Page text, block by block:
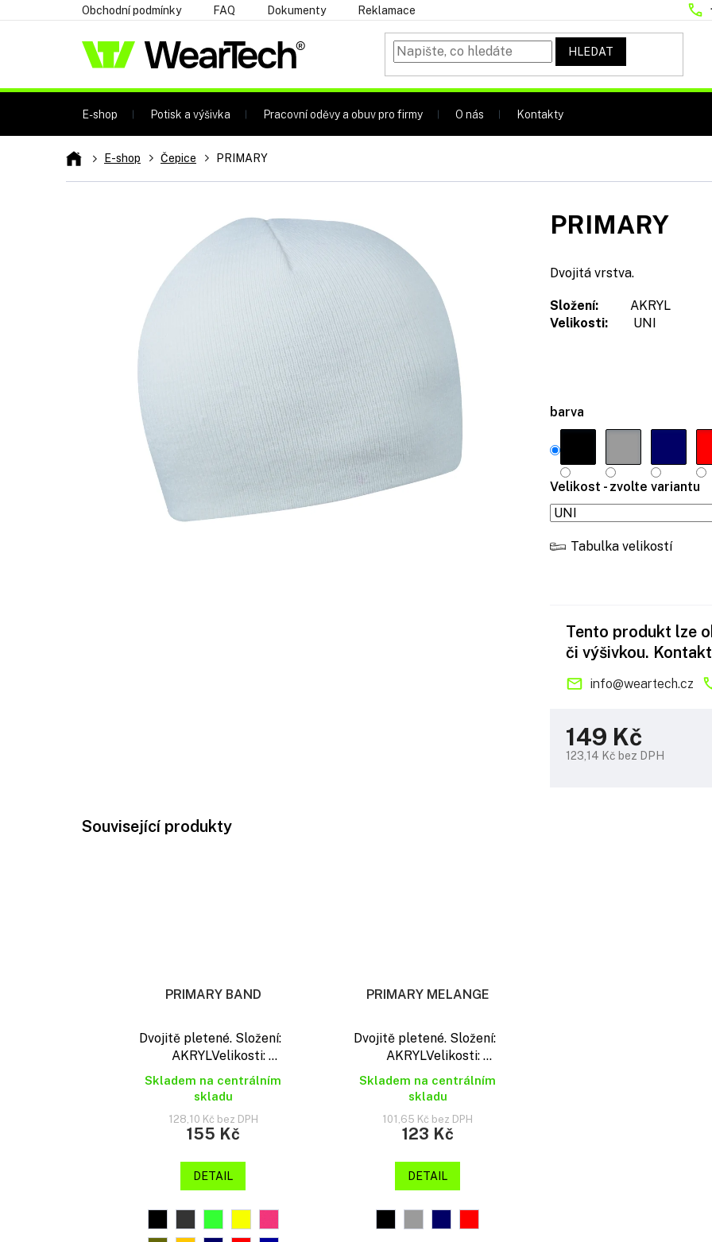
na
Obchodní podmínky FAQ Dokumenty Reklamace
HLEDAT
E-shop Potisk a výšivka Pracovní oděvy a obuv pro firmy O nás Kontakty
DomůE-shop Čepice PRIMARY
barva
Velikost - zvolte variantu
Tabulka velikostí
Dvojitá vrstva.
Složení:
AKRYL
Velikosti:
UNI
PRIMARY
149 Kč
123,14 Kč bez DPH
Tento produkt lze
či výšivkou.
info@weartech.cz
Související produkty
PRIMARY BAND
Dvojitě pletené. Složení:
AKRYLVelikosti: ...
Skladem na centrálním
skladu
128,10 Kč bez DPH
155 Kč
DETAIL
PRIMARY MELANGE
Dvojitě pletené. Složení:
AKRYLVelikosti: ...
Skladem na centrálním
skladu
101,65 Kč bez DPH
123 Kč
DETAIL